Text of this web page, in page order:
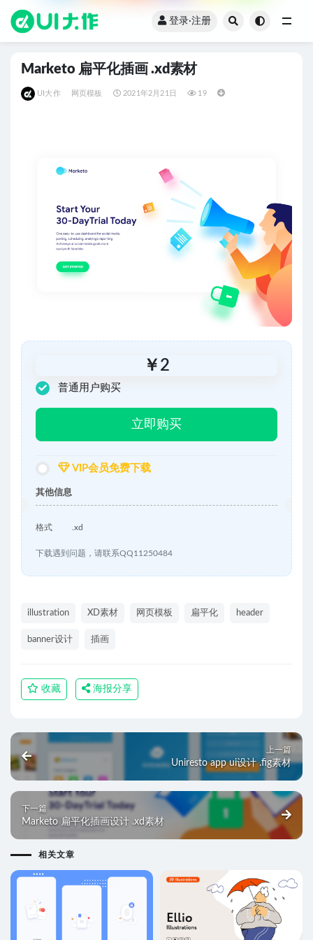
登录·注册
Marketo 扁平化插画 .xd素材
UI大作 网页模板 2021年2月21日 19
￥ 2
普通用户购买
立即购买
VIP会员免费下载
其他信息
格式 .xd
下载遇到问题，请联系QQ11250484
illustration XD素材 网页模板 扁平化 header
banner设计 插画
收藏 海报分享
上一篇
Uniresto app ui设计 .fig素材
下一篇
Marketo 扁平化插画设计 .xd素材
相关文章